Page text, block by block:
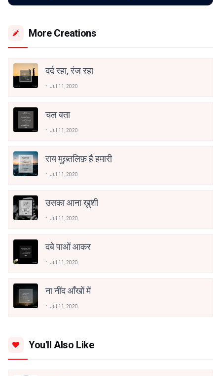
More Creations
दर्द रहा, रंज रहा
Jul 11, 2020
चल बता
Jul 11, 2020
राय मुख़्तलिफ़ है हमारी
Jul 11, 2020
उसका आना ख़ुशी
Jul 11, 2020
दबे पाओं आकर
Jul 11, 2020
ना नींद आँखों में
Jul 11, 2020
You'll Also Like